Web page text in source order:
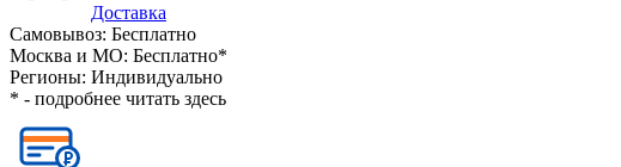
Доставка
Самовывоз: Бесплатно
Москва и МО: Бесплатно*
Регионы: Индивидуально
* - подробнее читать здесь